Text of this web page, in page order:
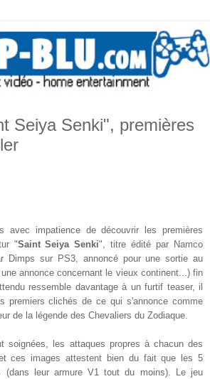
Seiya Senki", premières
avec impatience de découvrir les premières
"Saint Seiya Senki", titre édité par Namco
Dimps sur PS3, annoncé pour une sortie au
annonce concernant le vieux continent...) fin
ressemble davantage à un furtif teaser, il
premiers clichés de ce qui s'annonce comme
de la légende des Chevaliers du Zodiaque.
soignées, les attaques propres à chacun des
ces images attestent bien du fait que les 5
(dans leur armure V1 tout du moins). Le jeu